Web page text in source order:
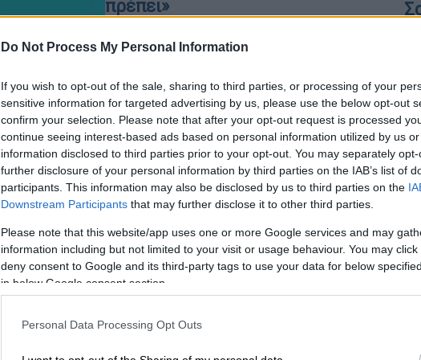
Do Not Process My Personal Information
If you wish to opt-out of the sale, sharing to third parties, or processing of your
sensitive information for targeted advertising by us, please use the below opt-out
confirm your selection. Please note that after your opt-out request is processed
continue seeing interest-based ads based on personal information utilized by us
information disclosed to third parties prior to your opt-out. You may separately
further disclosure of your personal information by third parties on the IAB’s list of
participants. This information may also be disclosed by us to third parties on the
Downstream Participants that may further disclose it to other third parties.
Please note that this website/app uses one or more Google services and may
information including but not limited to your visit or usage behaviour. You may
deny consent to Google and its third-party tags to use your data for below
in below Google consent section.
Personal Data Processing Opt Outs
πρέπει»
καρέκλα καθώς καθόμουν»,
Τηλεόραση 02.11.2023 17:46
Έρωτας Φυγάς: Η Μαργέτα
αγνοείται και η Γεωργία
ετοιμάζεται να εγκαταλείψει το
Κιάρι - Τι θα δούμε στο αποψινό
επεισόδιο
Ο γάμος του Στέφανου και της
Μαργέτας γίνεται πρωτοσέλιδο στον
«Κήρυκα Μεσσηνίας, που μεταξύ